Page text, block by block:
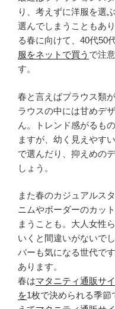
り、考えずに洋服を選
選んでしまうこともあ
る春に向けて、40代50
服をネットで買う で注
す。
春と言えばブラウス類
ラウスの中には甘めデ
ん。トレンド感がるも
ますが、幼く見えやす
で選んだり、抑えめの
しょう。
また春のカジュアルス
ニムやボーダーのカッ
まうことも。大人女性
いくと間違いがないで
バーも気になる世代で
あります。
春はマタニティ通販サ
を1枚で決められる季